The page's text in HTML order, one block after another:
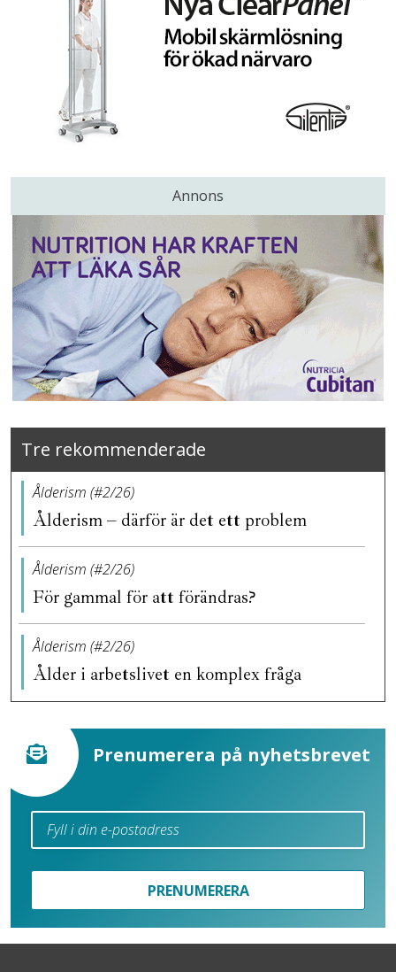
Annons
Tre rekommenderade
Ålderism (#2/26)
Ålderism – därför är det ett problem
Ålderism (#2/26)
För gammal för att förändras?
Ålderism (#2/26)
Ålder i arbetslivet en komplex fråga
Prenumerera på nyhetsbrevet
PRENUMERERA